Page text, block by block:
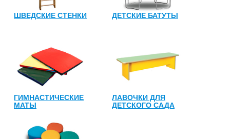
ШВЕДСКИЕ СТЕНКИ ДЕТСКИЕ БАТУТЫ
ГИМНАСТИЧЕСКИЕ
МАТЫ
ЛАВОЧКИ ДЛЯ
ДЕТСКОГО САДА